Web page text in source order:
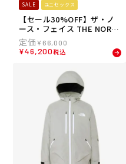
SALE ユニセックス
【セール30%OFF】ザ・ノ
ース・フェイス THE NORT
H FACE スノボー スノボ ス
ノーボード ウェア パンツ レ
イバック ライド パンツ LAY
AG メンズ レディース ユニ
セックス 25-26
¥ 66,000
¥46,200税込